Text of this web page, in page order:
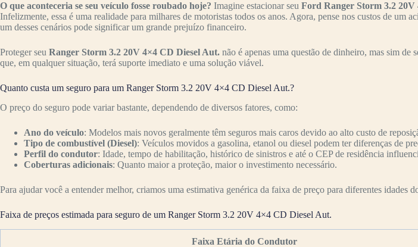
O que aconteceria se seu veículo fosse roubado hoje? Imagine estacionar seu Ford Ranger Storm 3.2 20V
Infelizmente, essa é uma realidade para milhares de motoristas todos os anos. Agora, pense nos custos de um
um desses cenários pode significar um grande prejuízo financeiro.
Proteger seu Ranger Storm 3.2 20V 4×4 CD Diesel Aut. não é apenas uma questão de dinheiro, mas sim de
que, em qualquer situação, terá suporte imediato e uma solução viável.
Quanto custa um seguro para um Ranger Storm 3.2 20V 4×4 CD Diesel Aut.?
O preço do seguro pode variar bastante, dependendo de diversos fatores, como:
Ano do veículo: Modelos mais novos geralmente têm seguros mais caros devido ao alto custo de
Tipo de combustível (Diesel): Veículos movidos a gasolina, etanol ou diesel podem ter diferenças de
Perfil do condutor: Idade, tempo de habilitação, histórico de sinistros e até o CEP de residência
Coberturas adicionais: Quanto maior a proteção, maior o investimento necessário.
Para ajudar você a entender melhor, criamos uma estimativa genérica da faixa de preço para diferentes idades
Faixa de preços estimada para seguro de um Ranger Storm 3.2 20V 4×4 CD Diesel Aut.
Faixa Etária do Condutor